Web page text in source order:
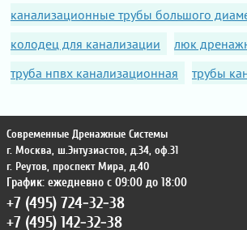
канализационные трубы большого
колодец для канализации
люк
труба нпвх канализационная
трубы
Современные Дренажные Системы
г. Москва, ш.Энтузиастов, д.34, оф.31
г. Реутов, проспект Мира, д.40
График: ежедневно с 09:00 до 18:00
+7 (495) 724-32-38
+7 (495) 142-32-38